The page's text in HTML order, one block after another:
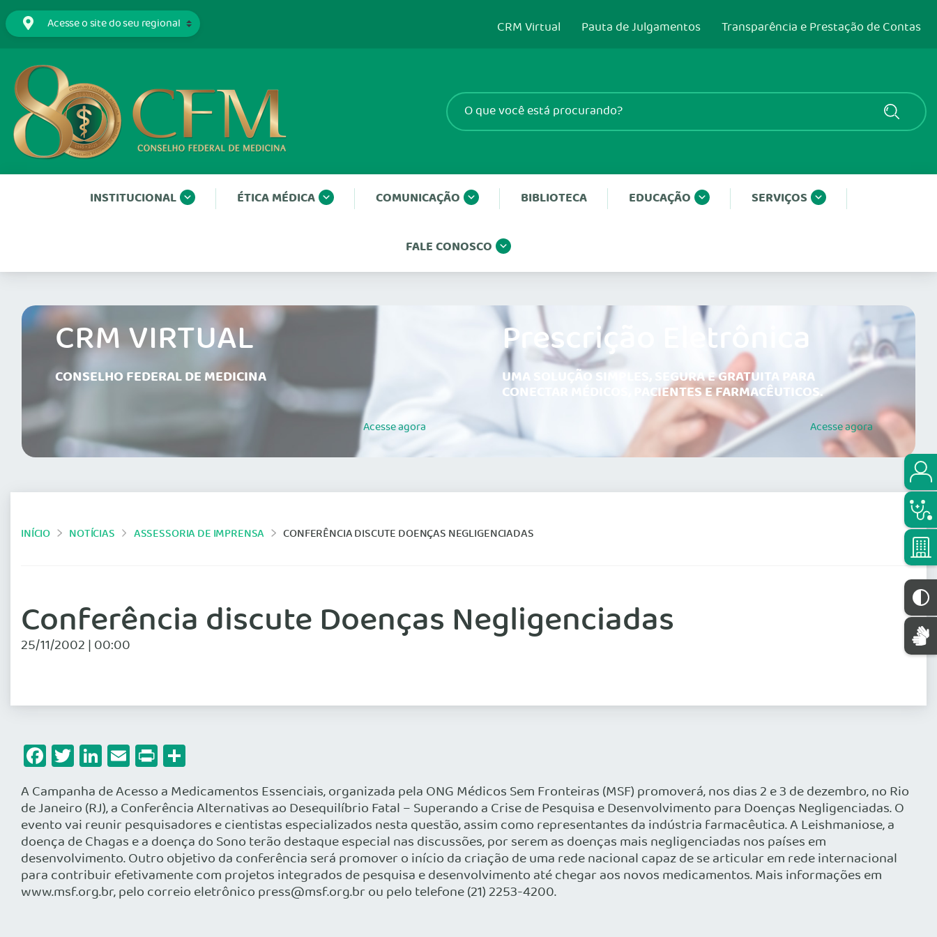
CRM Virtual Pauta de Julgamentos Transparência e Prestação de Contas
INSTITUCIONAL ÉTICA MÉDICA COMUNICAÇÃO BIBLIOTECA EDUCAÇÃO SERVIÇOS
FALE CONOSCO
CRM VIRTUAL
CONSELHO FEDERAL DE MEDICINA
Acesseagora
Prescrição Eletrônica
UMA SOLUÇÃO SIMPLES, SEGURA E GRATUITA PARA
CONECTAR MÉDICOS, PACIENTES E FARMACÊUTICOS.
Acesseagora
INÍCIO NOTÍCIAS ASSESSORIA DE IMPRENSA CONFERÊNCIA DISCUTE DOENÇAS NEGLIGENCIADAS
Conferência discute Doenças Negligenciadas
25/11/2002 | 00:00
Facebook
Twitter
LinkedIn
Email
Print
A Campanha de Acesso a Medicamentos Essenciais, organizada pela ONG Médicos Sem Fronteiras (MSF) promoverá, nos dias 2 e 3 de dezembro, no Rio
de Janeiro (RJ), a Conferência Alternativas ao Desequilíbrio Fatal – Superando a Crise de Pesquisa e Desenvolvimento para Doenças Negligenciadas. O
evento vai reunir pesquisadores e cientistas especializados nesta questão, assim como representantes da indústria farmacêutica. A Leishmaniose, a
doença de Chagas e a doença do Sono terão destaque especial nas discussões, por serem as doenças mais negligenciadas nos países em
desenvolvimento. Outro objetivo da conferência será promover o início da criação de uma rede nacional capaz de se articular em rede internacional
para contribuir efetivamente com projetos integrados de pesquisa e desenvolvimento até chegar aos novos medicamentos. Mais informações em
www.msf.org.br, pelo correio eletrônico press@msf.org.br ou pelo telefone (21) 2253-4200.